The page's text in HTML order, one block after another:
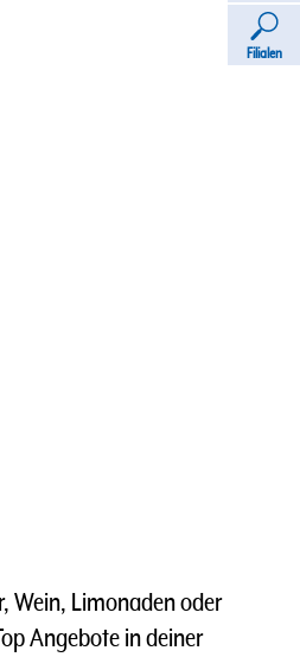
Wein, Limonaden oder
Angebote in deiner
Filialen